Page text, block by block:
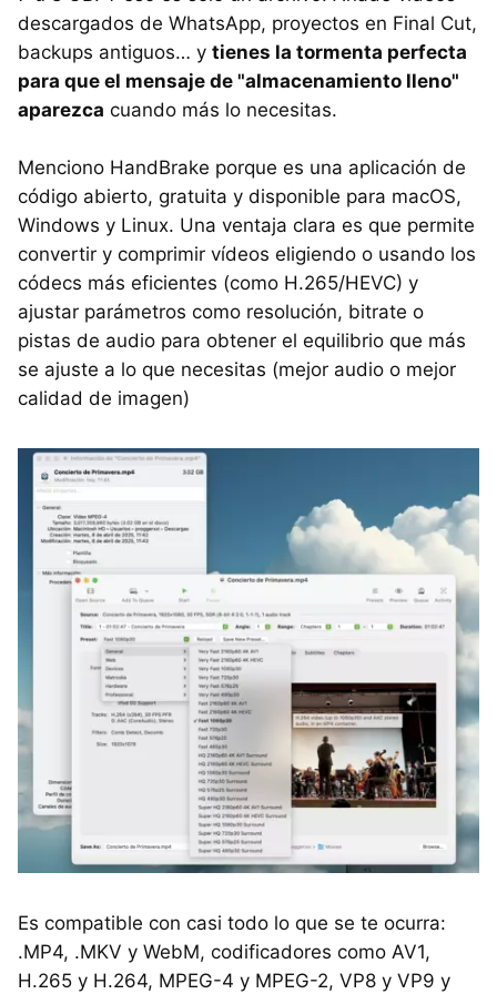
descargados de WhatsApp, proyectos en Final Cut,
backups antiguos… y tienes la tormenta perfecta
para que el mensaje de "almacenamiento lleno"
aparezca cuando más lo necesitas.
Menciono HandBrake porque es una aplicación de
código abierto, gratuita y disponible para macOS,
Windows y Linux. Una ventaja clara es que permite
convertir y comprimir vídeos eligiendo o usando los
códecs más eficientes (como H.265/HEVC) y
ajustar parámetros como resolución, bitrate o
pistas de audio para obtener el equilibrio que más
se ajuste a lo que necesitas (mejor audio o mejor
calidad de imagen)
Es compatible con casi todo lo que se te ocurra:
.MP4, .MKV y WebM, codificadores como AV1,
H.265 y H.264, MPEG-4 y MPEG-2, VP8 y VP9 y